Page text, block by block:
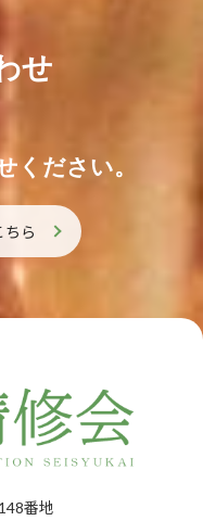
せ
ください。
ちら
番地